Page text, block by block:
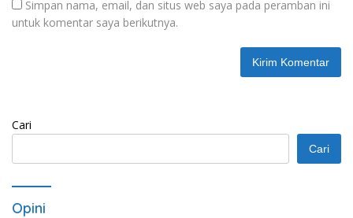
Simpan nama, email, dan situs web saya pada peramban ini
untuk komentar saya berikutnya.
Cari
Cari
Opini